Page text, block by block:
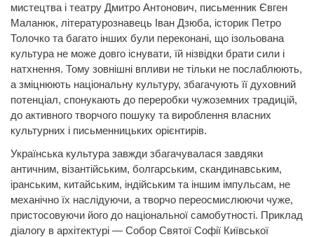
мистецтва і театру Дмитро Антонович, письменник Євген
Маланюк, літературознавець Іван Дзюба, історик Петро
Толочко та багато інших були переконані, що ізольована
культура не може довго існувати, їй нізвідки брати сили і
натхнення. Тому зовнішні впливи не тільки не послаблюють,
а зміцнюють національну культуру, збагачують її духовний
потенціал, спонукають до переробки чужоземних традицій,
до активного творчого пошуку та вироблення власних
культурних і письменницьких орієнтирів.
Українська культура завжди збагачувалася завдяки
античним, візантійським, болгарським, скандинавським,
іранським, китайським, індійським та іншим імпульсам, не
механічно їх наслідуючи, а творчо переосмислюючи чуже,
пристосовуючи його до національної самобутності. Приклад
діалогу в архітектурі — Собор Святої Софії Київської